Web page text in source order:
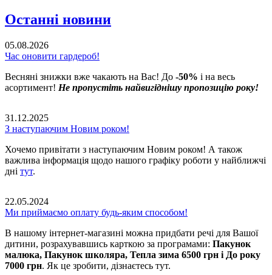
Останні новини
05.08.2026
Час оновити гардероб!
Весняні знижки вже чакають на Вас! До -50% і на весь
асортимент! Не пропустіть найвигіднішу пропозицію року!
31.12.2025
З наступаючим Новим роком!
Хочемо привітати з наступаючим Новим роком! А також
важлива інформація щодо нашого графіку роботи у найближчі
дні тут.
22.05.2024
Ми приймаємо оплату будь-яким способом!
В нашому інтернет-магазині можна придбати речі для Вашої
дитини, розрахувавшись карткою за програмами: Пакунок
малюка, Пакунок школяра, Тепла зима 6500 грн і До року
7000 грн. Як це зробити, дізнаєтесь тут.